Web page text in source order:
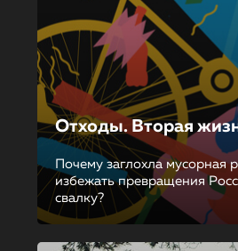
Отходы. Вторая
Почему заглохла мусорная
избежать превращения
свалку?